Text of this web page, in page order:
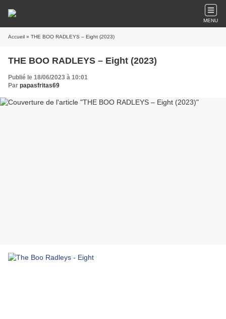
MENU
Accueil » THE BOO RADLEYS – Eight (2023)
THE BOO RADLEYS – Eight (2023)
Publié le 18/06/2023 à 10:01
Par papasfritas69